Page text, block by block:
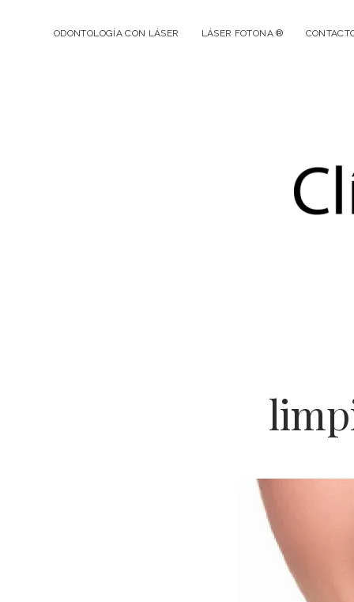
ODONTOLOGÍA CON LÁSER LÁSER FOTONA ®